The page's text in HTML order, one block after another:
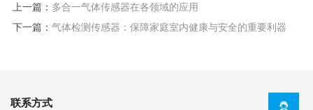
上一篇： 多合一气体传感器在各领域的应用
下一篇： 气体检测传感器：保障家庭室内健康与安全的重要利器
联系方式